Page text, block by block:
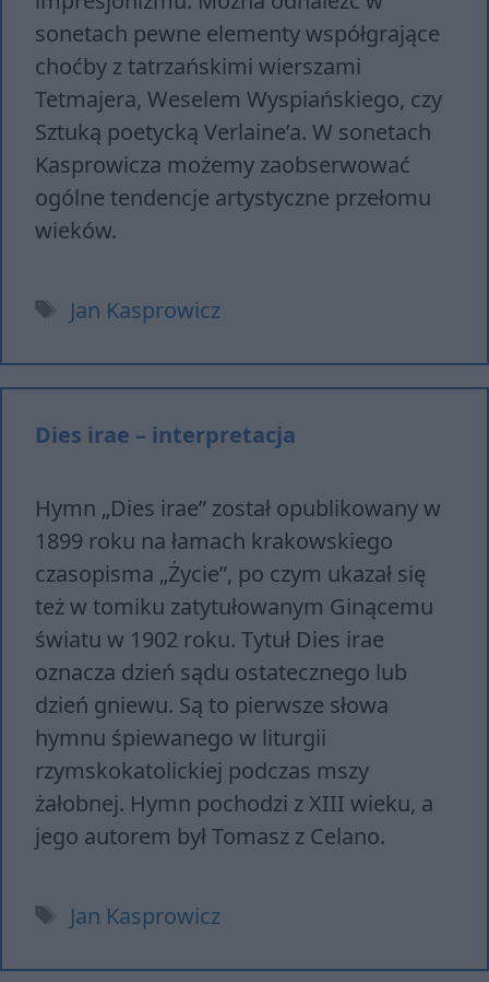
sonetach pewne elementy współgrające
choćby z tatrzańskimi wierszami
Tetmajera, Weselem Wyspiańskiego, czy
Sztuką poetycką Verlaine’a. W sonetach
Kasprowicza możemy zaobserwować
ogólne tendencje artystyczne przełomu
wieków.
Tagi
Jan Kasprowicz
Dies irae – interpretacja
Hymn „Dies irae” został opublikowany w
1899 roku na łamach krakowskiego
czasopisma „Życie”, po czym ukazał się
też w tomiku zatytułowanym Ginącemu
światu w 1902 roku. Tytuł Dies irae
oznacza dzień sądu ostatecznego lub
dzień gniewu. Są to pierwsze słowa
hymnu śpiewanego w liturgii
rzymskokatolickiej podczas mszy
żałobnej. Hymn pochodzi z XIII wieku, a
jego autorem był Tomasz z Celano.
Tagi
Jan Kasprowicz